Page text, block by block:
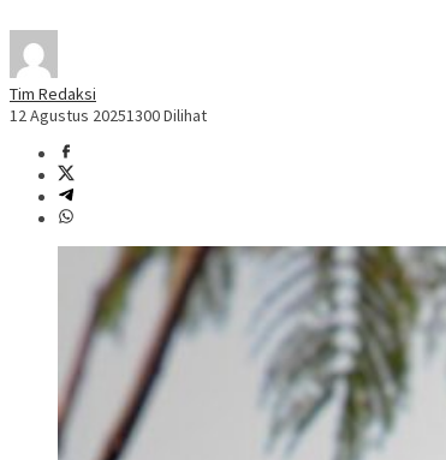
Tim Redaksi
12 Agustus 20251300 Dilihat